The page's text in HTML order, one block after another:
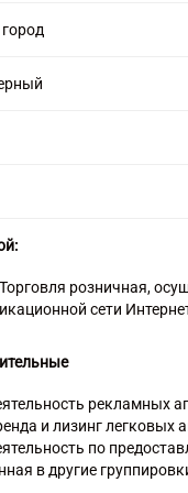
розничная,
сети
рекламных
и лизинг легковых
по
в другие